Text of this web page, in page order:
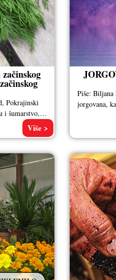
Pokrajinski
i šumarstvo, i
Više >
Piše:
jorgovana,